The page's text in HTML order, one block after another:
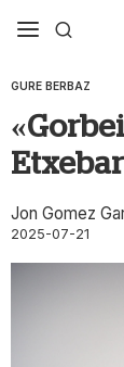
GURE BERBAZ
Jon Gomez
2025-07-21